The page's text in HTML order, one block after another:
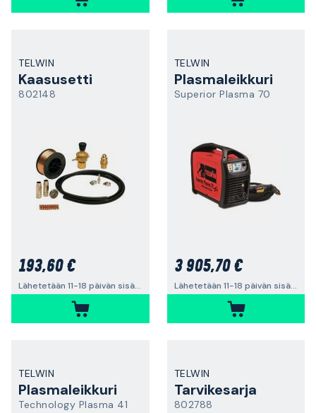
TELWIN
Kaasusetti
802148
193,60 €
Lähetetään 11-18 päivän sisällä
TELWIN
Plasmaleikkuri
Superior Plasma 70
3 905,70 €
Lähetetään 11-18 päivän sisällä
TELWIN
Plasmaleikkuri
Technology Plasma 41
TELWIN
Tarvikesarja
802788